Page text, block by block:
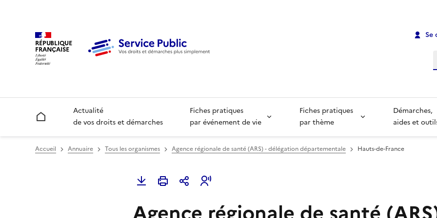
RÉPUBLIQUE
FRANÇAISE
Se
Accueil
Actualité
de vos droits et démarches
Fiches pratiques
par événement de vie
Fiches pratiques
par thème
Démarches,
aides et
Accueil Annuaire Tous les organismes Agence régionale de santé (ARS) - délégation départementale Hauts-de-France